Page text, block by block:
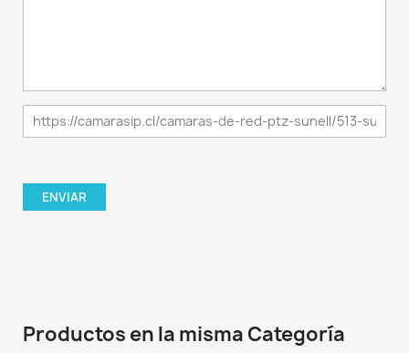
Productos en la misma Categoría